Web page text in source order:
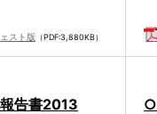
スト版 （PDF:3,880KB）
告書2013 ○